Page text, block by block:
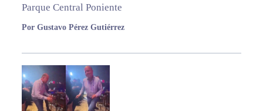
Parque Central Poniente
Por Gustavo Pérez Gutiérrez